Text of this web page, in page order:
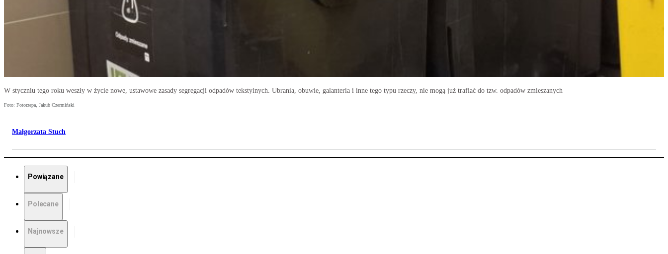
W styczniu tego roku weszły w życie nowe, ustawowe zasady segregacji odpadów tekstylnych. Ubrania, obuwie, galanteria i inne tego typu rzeczy, nie mogą już trafiać do tzw. odpadów zmieszanych
Foto: Fotorzepa, Jakub Czermiński
Małgorzata Stuch
Powiązane
Polecane
Najnowsze